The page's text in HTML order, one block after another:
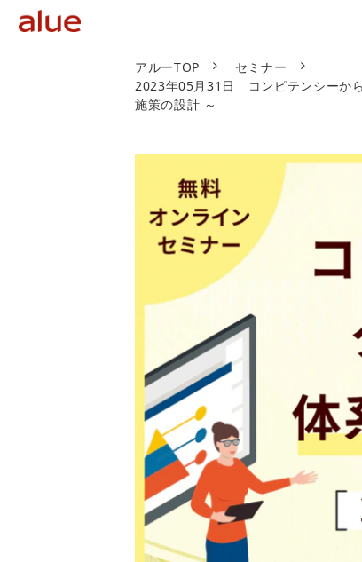
アルーTOP
セミナー
2023年05月31日 コンピテンシーか
施策の設計 ～